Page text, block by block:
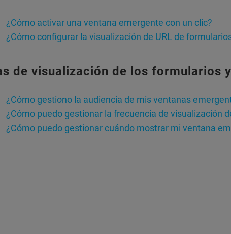
¿Cómo activar una ventana emergente con un clic?
¿Cómo configurar la visualización de URL de
de visualización de los formularios
¿Cómo gestiono la audiencia de mis ventanas
¿Cómo puedo gestionar la frecuencia de visualización
¿Cómo puedo gestionar cuándo mostrar mi ventana